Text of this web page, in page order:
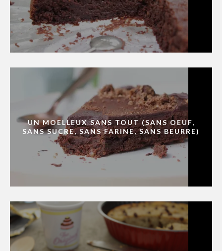
UN MOELLEUX SANS TOUT (SANS OEUF,
SANS SUCRE, SANS FARINE, SANS BEURRE)